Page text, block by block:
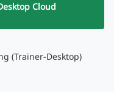
Cloud
(Trainer-Desktop)